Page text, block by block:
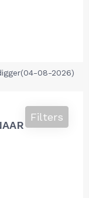
08-2026)
Filters